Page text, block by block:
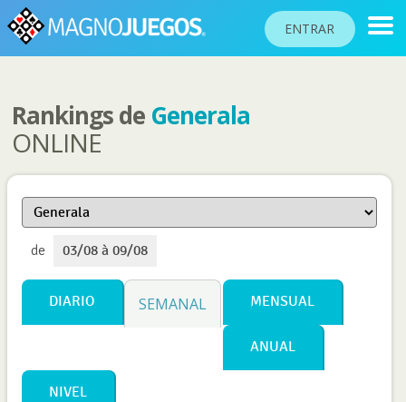
ENTRAR
RANKINGS
TORNEOS
COMUNIDAD
AYUDA
PASAPORTE
JUGAR
Rankings de Generala
ONLINE
de 03/08 à 09/08
DIARIO SEMANAL MENSUAL
ANUAL
NIVEL